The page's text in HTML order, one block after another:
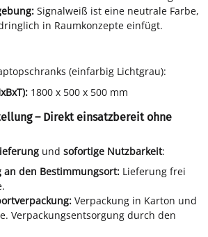
Signalweiß ist eine neutrale Farbe,
in Raumkonzepte einfügt.
(einfarbig Lichtgrau):
1800 x 500 x 500 mm
– Direkt einsatzbereit ohne
und sofortige Nutzbarkeit:
den Bestimmungsort: Lieferung frei
Verpackung in Karton und
Verpackungsentsorgung durch den